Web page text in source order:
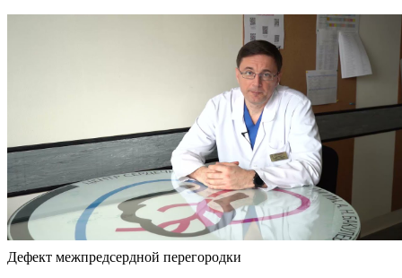
Дефект межпредсердной перегородки